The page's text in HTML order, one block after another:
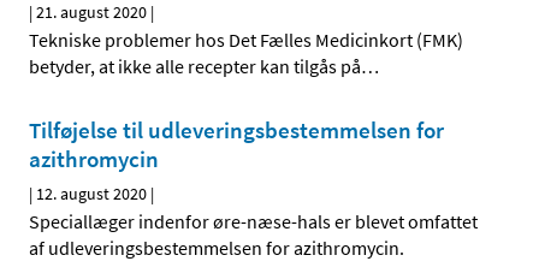
|21. august 2020 |
Tekniske problemer hos Det Fælles Medicinkort (FMK)
betyder, at ikke alle recepter kan tilgås på…
Tilføjelse til udleveringsbestemmelsen for
azithromycin
| 12. august 2020 |
Speciallæger indenfor øre-næse-hals er blevet omfattet
af udleveringsbestemmelsen for azithromycin.